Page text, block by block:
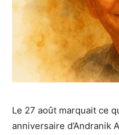
Le 27 août marquait ce
anniversaire d’Andranik